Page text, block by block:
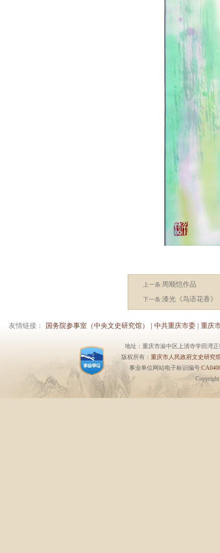
上一条:周顺恺作品
下一条:漆光《鸟语花香》
友情链接： 国务院参事室（中央文史研究馆） 中共重庆市委 重庆
地址：重庆市渝中区上清寺学田湾
版权所有： 重庆市人民政府文史研究
事业单位网站电子标识编号: